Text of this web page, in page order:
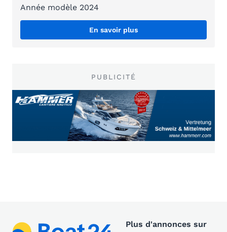
Année modèle 2024
En savoir plus
PUBLICITÉ
Plus d'annonces sur